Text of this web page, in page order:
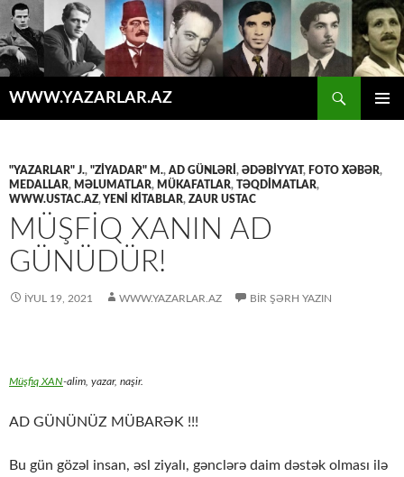
WWW.YAZARLAR.AZ
"YAZARLAR" J., "ZİYADAR" M., AD GÜNLƏRİ , ƏDƏBİYYAT , FOTO XƏBƏR,
MEDALLAR, MƏLUMATLAR, MÜKAFATLAR, TƏQDİMATLAR,
WWW.USTAC.AZ, YENİ KİTABLAR, ZAUR USTAC
MÜŞFİQ XANIN AD
GÜNÜDÜR!
İYUL 19, 2021 WWW.YAZARLAR.AZ BIR ŞƏRH YAZIN
Müşfiq XAN-alim, yazar, naşir.
AD GÜNÜNÜZ MÜBARƏK !!!
Bu gün gözəl insan, əsl ziyalı, gənclərə daim dəstək olması ilə